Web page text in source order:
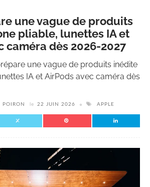
une vague de produits
pliable, lunettes IA et
caméra dès 2026-2027
une vague de produits inédite
IA et AirPods avec caméra dès
le 22 JUIN 2026 APPLE